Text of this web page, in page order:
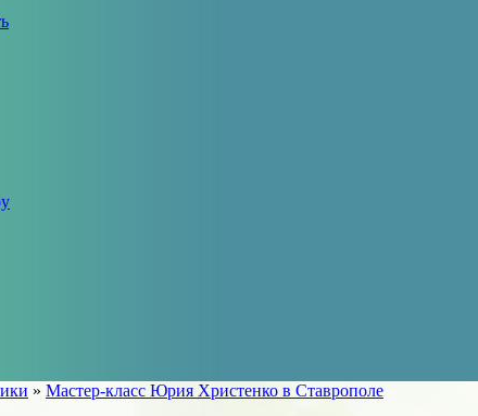
» Мастер-класс Юрия Христенко в Ставрополе